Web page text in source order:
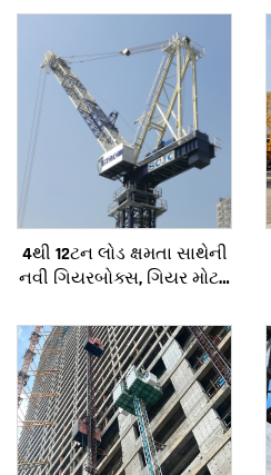
4થી 12ટન લોડ ક્ષમતા સાથેની
નવી ગિયરબોક્સ, ગિયર મોટર,
ટાવર ક્રેન